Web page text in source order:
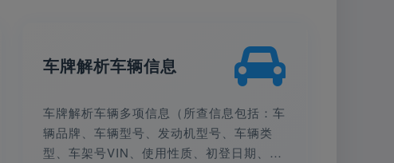
车牌解析车辆信息
车牌解析车辆多项信息（所查信息包括：车
辆品牌、车辆型号、发动机型号、车辆类
型、车架号VIN、使用性质、初登日期、汽